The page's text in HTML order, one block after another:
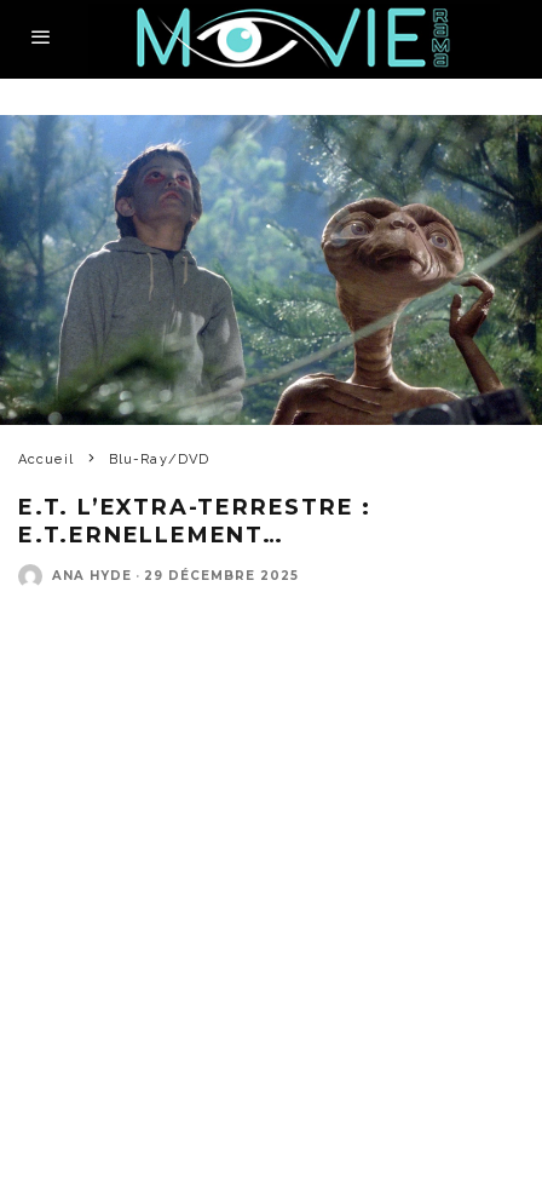
Accueil Blu-Ray/DVD
E.T. L’EXTRA-TERRESTRE :
E.T.ERNELLEMENT…
ANA HYDE · 29 DÉCEMBRE 2025